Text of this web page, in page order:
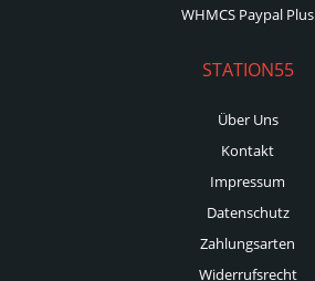
WHMCS Paypal Plus
STATION55
Über Uns
Kontakt
Impressum
Datenschutz
Zahlungsarten
Widerrufsrecht